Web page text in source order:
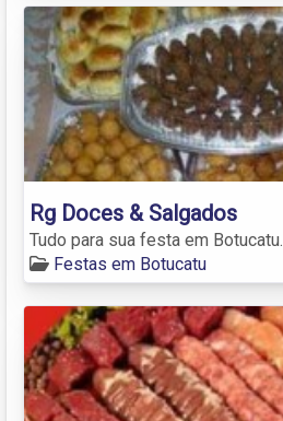
Rg Doces & Salgados
Tudo para sua festa em Botucatu.
Festas em Botucatu